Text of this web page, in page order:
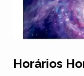
Horários